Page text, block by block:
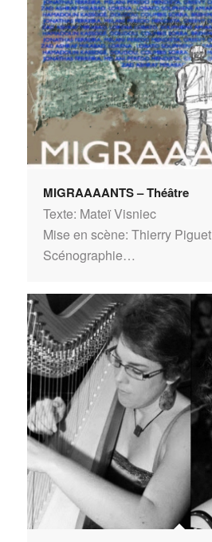
MIGRAAAANTS – Théâtre
Texte: Mateï Visniec
Mise en scène: Thierry Piguet
Scénographie…